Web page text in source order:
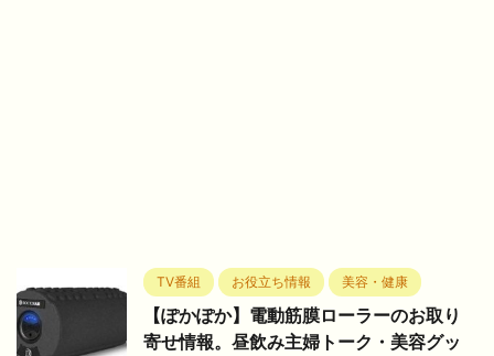
TV番組 お役立ち情報 美容・健康
【ぽかぽか】電動筋膜ローラーのお取り
寄せ情報。昼飲み主婦トーク・美容グッ